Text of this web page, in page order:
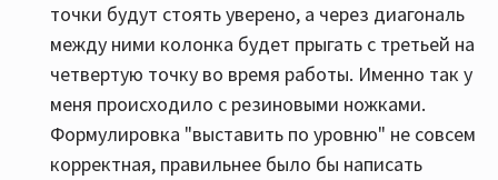
точки будут стоять уверено, а через диагональ
между ними колонка будет прыгать с третьей на
четвертую точку во время работы. Именно так у
меня происходило с резиновыми ножками.
Формулировка "выставить по уровню" не совсем
корректная, правильнее было бы написать